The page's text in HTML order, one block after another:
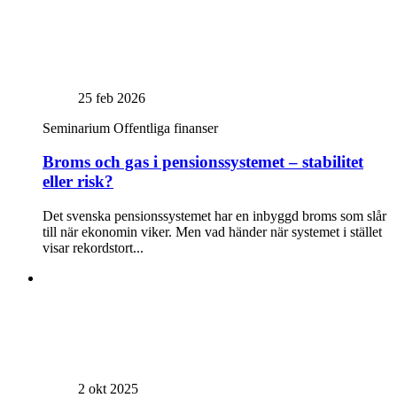
25 feb 2026
Seminarium Offentliga finanser
Broms och gas i pensionssystemet – stabilitet
eller risk?
Det svenska pensionssystemet har en inbyggd broms som slår
till när ekonomin viker. Men vad händer när systemet i stället
visar rekordstort...
2 okt 2025